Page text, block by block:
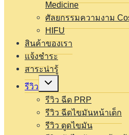
Medicine
ศัลยกรรมความงาม
HIFU
สินค้าของเรา
แจ้งชำระ
สาระน่ารู้
รีวิว
Expand
menu
รีวิว ฉีด PRP
รีวิว ฉีดไขมันหน้าเด็ก
รีวิว ดูดไขมัน